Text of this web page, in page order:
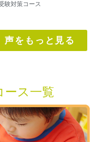
験対策コース
声をもっと見る
ース一覧